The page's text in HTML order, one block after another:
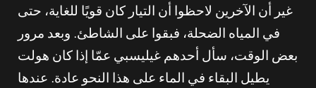
غير أن الآخرين لاحظوا أن التيار كان قويًا للغاية، حتى
في المياه الضحلة، فبقوا على الشاطئ. وبعد مرور
بعض الوقت، سأل أحدهم غيليسبي عمّا إذا كان هولت
يطيل البقاء في الماء على هذا النحو عادة. عندها